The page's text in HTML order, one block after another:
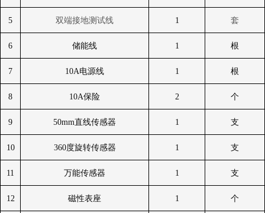
5 双端接地测试线 1 套
6 储能线 1 根
7 10A电源线 1 根
8 10A保险 2 个
9 50mm直线传感器 1 支
10 360度旋转传感器 1 支
11 万能传感器 1 支
12 磁性表座 1 个